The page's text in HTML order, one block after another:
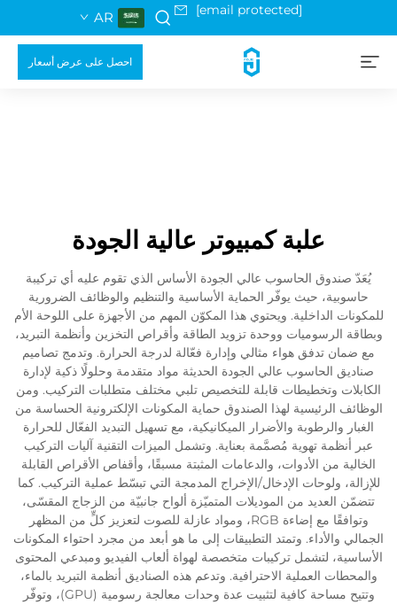
[email protected]
AR
احصل على عرض أسعار
علبة كمبيوتر عالية الجودة
يُعَدّ صندوق الحاسوب عالي الجودة الأساس الذي تقوم عليه أي تركيبة
حاسوبية، حيث يوفّر الحماية الأساسية والتنظيم والوظائف الضرورية
للمكونات الداخلية. ويحتوي هذا المكوّن المهم من الأجهزة على اللوحة الأم
وبطاقة الرسوميات ووحدة تزويد الطاقة وأقراص التخزين وأنظمة التبريد،
مع ضمان تدفق هواء مثالي وإدارة فعّالة لدرجة الحرارة. وتدمج تصاميم
صناديق الحاسوب عالي الجودة الحديثة مواد متقدمة وحلولًا ذكية لإدارة
الكابلات وتخطيطات قابلة للتخصيص تلبي مختلف متطلبات التركيب. ومن
الوظائف الرئيسية لهذا الصندوق حماية المكونات الإلكترونية الحساسة من
الغبار والرطوبة والأضرار الميكانيكية، مع تسهيل التبديد الفعّال للحرارة
عبر أنظمة تهوية مُصمَّمة بعناية. وتشمل الميزات التقنية آليات التركيب
الخالية من الأدوات، والدعامات المثبتة مسبقًا، وأقفاص الأقراص القابلة
للإزالة، ولوحات الإدخال/الإخراج المدمجة التي تبسّط عملية التركيب. كما
تتضمّن العديد من الموديلات المتميّزة ألواح جانبيّة من الزجاج المقسّى،
وتوافقًا مع إضاءة RGB، ومواد عازلة للصوت لتعزيز كلٍّ من المظهر
الجمالي والأداء. وتمتد التطبيقات إلى ما هو أبعد من مجرد احتواء المكونات
الأساسية، لتشمل تركيبات متخصصة لهواة ألعاب الفيديو ومبدعي المحتوى
والمحطات العملية الاحترافية. وتدعم هذه الصناديق أنظمة التبريد بالماء،
وتتيح مساحة كافية لتثبيت عدة وحدات معالجة رسومية (GPU)، وتوفّر